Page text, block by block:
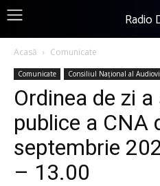
Radio
Acasă Comunicate
Comunicate Consiliul Național al
Ordinea de zi
publice a CNA
septembrie
– 13.00